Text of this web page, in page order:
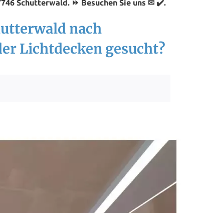
Schutterwald. ⏩ Besuchen Sie uns ✉ ✔️.
nach
Lichtdecken gesucht?